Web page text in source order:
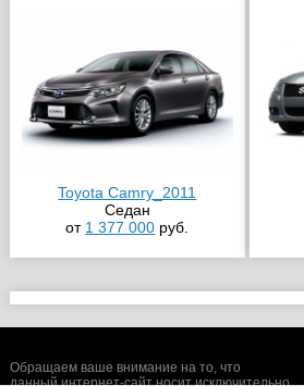
Toyota Camry_2011
Седан
от 1 377 000 руб.
Обращаем ваше внимание на то, что
данный интернет-сайт носит исключительно